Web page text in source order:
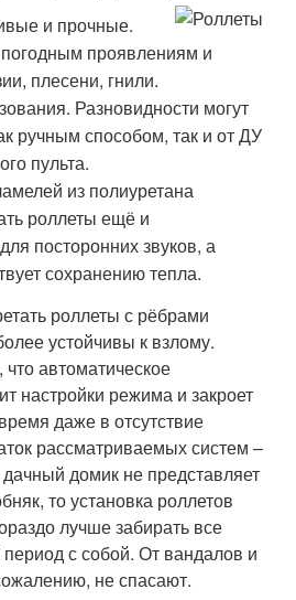
и прочные.
проявлениям и
плесени, гнили.
Разновидности могут
ручным способом, так и от ДУ
пульта.
из полиуретана
роллеты ещё и
посторонних звуков, а
сохранению тепла.
роллеты с рёбрами
устойчивы к взлому.
автоматическое
настройки режима и закроет
даже в отсутствие
рассматриваемых систем –
домик не представляет
то установка роллетов
лучше забирать все
с собой. От вандалов и
не спасают.